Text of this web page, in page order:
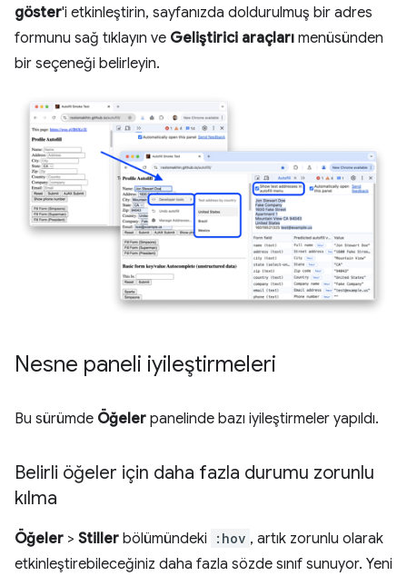
göster'i etkinleştirin, sayfanızda doldurulmuş bir adres
formunu sağ tıklayın ve Geliştirici araçları menüsünden
bir seçeneği belirleyin.
Nesne paneli iyileştirmeleri
Bu sürümde Öğeler panelinde bazı iyileştirmeler yapıldı.
Belirli öğeler için daha fazla durumu zorunlu
kılma
Öğeler > Stiller bölümündeki :hov , artık zorunlu olarak
etkinleştirebileceğiniz daha fazla sözde sınıf sunuyor. Yeni